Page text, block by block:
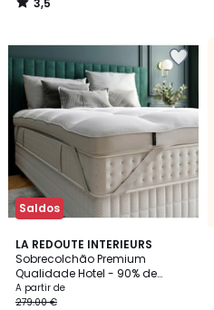
3,5
/
Saldos
LA REDOUTE INTERIEURS
Sobrecolchão Premium
Qualidade Hotel - 90% de
penugem
A partir de
279.00 €
4,3
/ 5